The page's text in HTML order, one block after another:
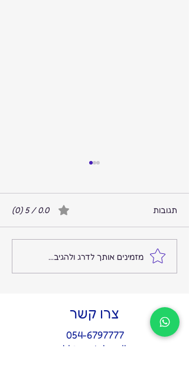
המקום שבו הרעש נגמר
והשקט מתחיל: על החשיבות
תגובות 0.0 / 5 ‏(0)
מזמינים אותך לדרג ולהגיב...
צרו קשר
054-6797777
hi@gertel.co.il